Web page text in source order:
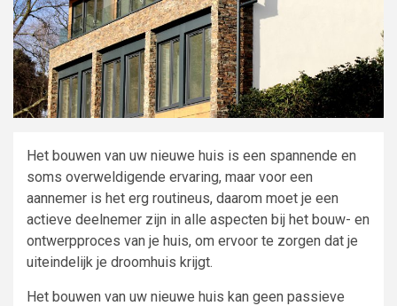
Het bouwen van uw nieuwe huis is een spannende en
soms overweldigende ervaring, maar voor een
aannemer is het erg routineus, daarom moet je een
actieve deelnemer zijn in alle aspecten bij het bouw- en
ontwerpproces van je huis, om ervoor te zorgen dat je
uiteindelijk je droomhuis krijgt.
Het bouwen van uw nieuwe huis kan geen passieve